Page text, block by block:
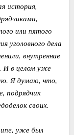
история,
или пятого
уголовного дела
внутренние
И в целом уже
Я думаю, что,
подрядчик
своих.
уже был